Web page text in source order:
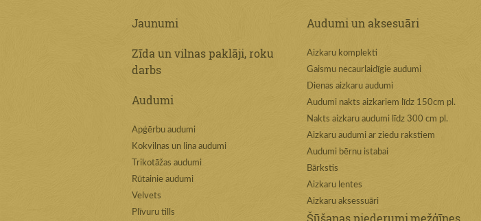
Jaunumi
Zīda un vilnas paklāji, roku
darbs
Audumi
Apģērbu audumi
Kokvilnas un lina audumi
Trikotāžas audumi
Rūtainie audumi
Velvets
Plīvuru tills
Audumi un aksesuāri
Aizkaru komplekti
Gaismu necaurlaidīgie audumi
Dienas aizkaru audumi
Audumi nakts aizkariem līdz 150cm pl.
Nakts aizkaru audumi līdz 300 cm pl.
Aizkaru audumi ar ziedu rakstiem
Audumi bērnu istabai
Bārkstis
Aizkaru lentes
Aizkaru aksessuāri
Šūšanas piederumi,mežģīnes